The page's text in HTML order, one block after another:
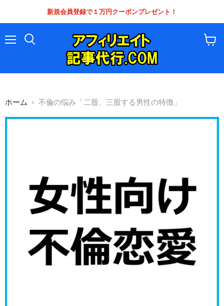
新規会員登録で１万円クーポンプレゼント！
を
ホーム 不倫の悩み「二股、三股する男性の特徴」